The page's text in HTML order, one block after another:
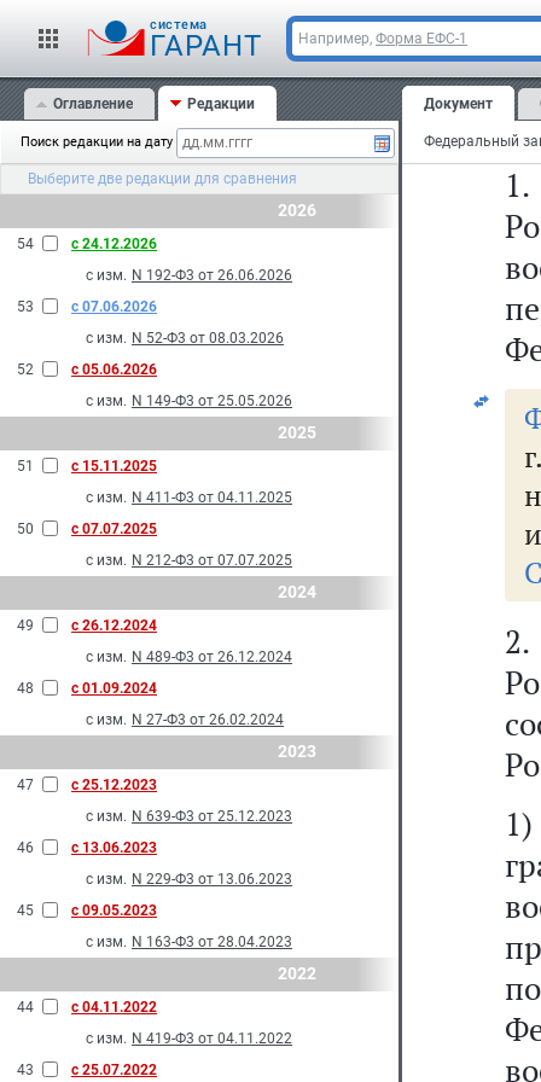
cистема
ГАРАНТ Например, Форма ЕФС-1
Оглавление Редакции
Поиск редакции на дату
Выберите две редакции для сравнения
2026
54
с 24.12.2026
с изм. N 192-Ф3 от 26.06.2026
53
с 07.06.2026
с изм. N 52-Ф3 от 08.03.2026
52
с 05.06.2026
с изм. N 149-Ф3 от 25.05.2026
2025
51
с 15.11.2025
с изм. N 411-Ф3 от 04.11.2025
50
с 07.07.2025
с изм. N 212-Ф3 от 07.07.2025
2024
49
с 26.12.2024
с изм. N 489-Ф3 от 26.12.2024
48
с 01.09.2024
с изм. N 27-Ф3 от 26.02.2024
2023
47
с 25.12.2023
с изм. N 639-Ф3 от 25.12.2023
46
с 13.06.2023
с изм. N 229-Ф3 от 13.06.2023
45
с 09.05.2023
с изм. N 163-Ф3 от 28.04.2023
2022
44
с 04.11.2022
с изм. N 419-Ф3 от 04.11.2022
43
с 25.07.2022
Документ